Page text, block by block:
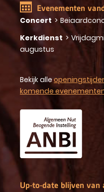
Evenementen
Concert >
Kerkdienst >
augustus
Bekijk alle
komende
Up-to-date blijven van